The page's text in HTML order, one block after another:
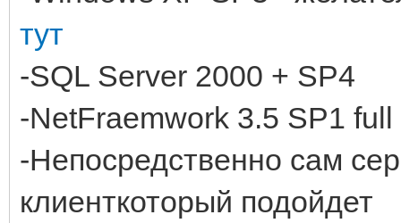
тут
-SQL Server 2000 + SP4
-NetFraemwork 3.5 SP1 full
-Непосредственно сам
клиенткоторый подойдет